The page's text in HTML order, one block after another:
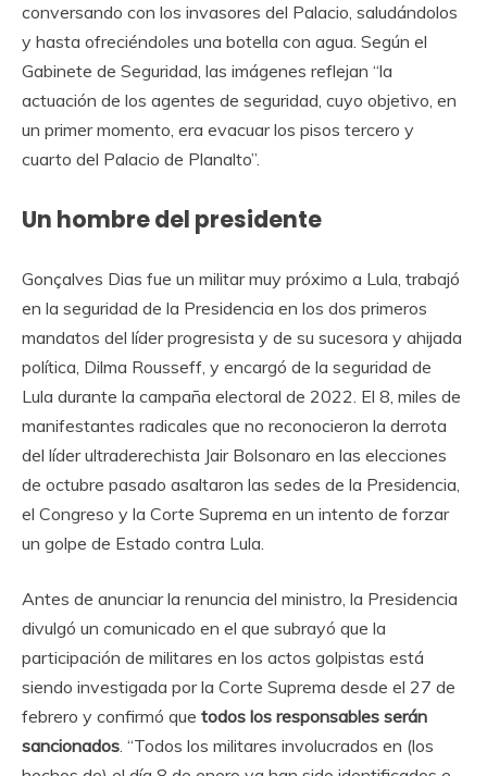
conversando con los invasores del Palacio, saludándolos
y hasta ofreciéndoles una botella con agua. Según el
Gabinete de Seguridad, las imágenes reflejan “la
actuación de los agentes de seguridad, cuyo objetivo, en
un primer momento, era evacuar los pisos tercero y
cuarto del Palacio de Planalto”.
Un hombre del presidente
Gonçalves Dias fue un militar muy próximo a Lula, trabajó
en la seguridad de la Presidencia en los dos primeros
mandatos del líder progresista y de su sucesora y ahijada
política, Dilma Rousseff, y encargó de la seguridad de
Lula durante la campaña electoral de 2022. El 8, miles de
manifestantes radicales que no reconocieron la derrota
del líder ultraderechista Jair Bolsonaro en las elecciones
de octubre pasado asaltaron las sedes de la Presidencia,
el Congreso y la Corte Suprema en un intento de forzar
un golpe de Estado contra Lula.
Antes de anunciar la renuncia del ministro, la Presidencia
divulgó un comunicado en el que subrayó que la
participación de militares en los actos golpistas está
siendo investigada por la Corte Suprema desde el 27 de
febrero y confirmó que todos los responsables serán
sancionados. “Todos los militares involucrados en (los